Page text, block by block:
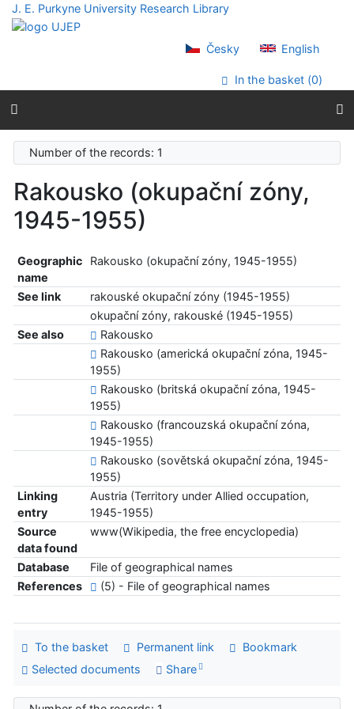
Go to content
Go to menu
J. E. Purkyne University Research Library
Česky English
In the basket (0)
Number of the records: 1
Rakousko (okupační zóny,
1945-1955)
Geographic
name
Rakousko (okupační zóny, 1945-1955)
See link
rakouské okupační zóny (1945-1955)
okupační zóny, rakouské (1945-1955)
See also
Rakousko
Rakousko (americká okupační zóna, 1945-
1955)
Rakousko (britská okupační zóna, 1945-
1955)
Rakousko (francouzská okupační zóna,
1945-1955)
Rakousko (sovětská okupační zóna, 1945-
1955)
Linking
entry
Austria (Territory under Allied occupation,
1945-1955)
Source
data found
www(Wikipedia, the free encyclopedia)
Database
File of geographical names
References
(5) - File of geographical names
To the basket Permanent link
Bookmark
Selected documents
Share